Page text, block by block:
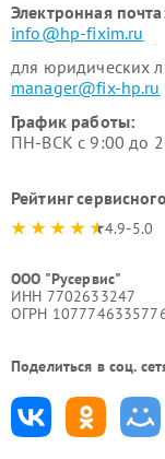
Электронная
info@hp-fixim.ru
для юридических
manager@fix-hp.ru
График работы:
ПН-ВСК с 9:00 до
Рейтинг
4.9-5.0
ООО "Русервис"
ИНН 7702633247
ОГРН
Поделиться в соц.